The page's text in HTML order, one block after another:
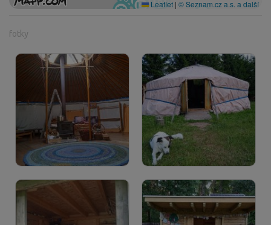
Leaflet | © Seznam.cz a.s. a další
fotky